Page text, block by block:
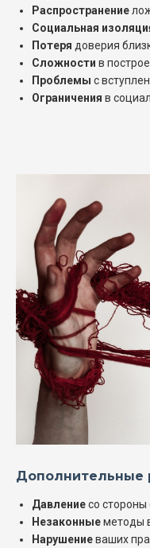
Распространение
Социальная
Потеря доверия
Сложности в
Проблемы с
Ограничения в
Дополнительные
Давлениесо стороны
Незаконныеметоды
Нарушениеваших